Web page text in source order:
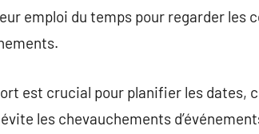
emploi du temps pour regarder les
est crucial pour planifier les dates,
les chevauchements